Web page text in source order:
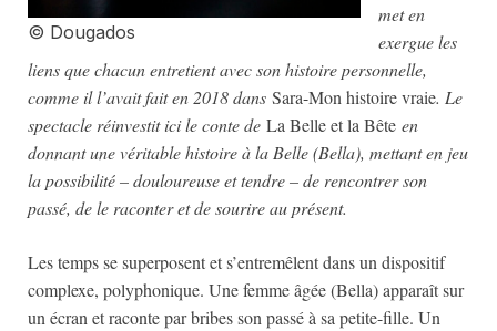
© Dougados
met en
exergue les
liens que chacun entretient avec son histoire personnelle,
comme il l’avait fait en 2018 dans Sara-Mon histoire vraie. Le
spectacle réinvestit ici le conte de La Belle et la Bête en
donnant une véritable histoire à la Belle (Bella), mettant en jeu
la possibilité – douloureuse et tendre – de rencontrer son
passé, de le raconter et de sourire au présent.
Les temps se superposent et s’entremêlent dans un dispositif
complexe, polyphonique. Une femme âgée (Bella) apparaît sur
un écran et raconte par bribes son passé à sa petite-fille. Un